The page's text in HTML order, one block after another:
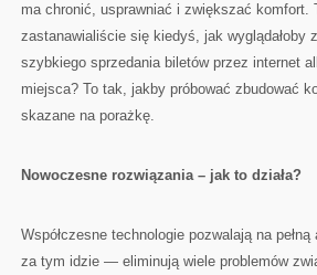
ma chronić, usprawniać i zwiększać
zastanawialiście się kiedyś, jak wyglądałoby
szybkiego sprzedania biletów przez internet
miejsca? To tak, jakby próbować zbudować
skazane na porażkę.
Nowoczesne rozwiązania – jak to działa?
Współczesne technologie pozwalają na
za tym idzie — eliminują wiele problemów